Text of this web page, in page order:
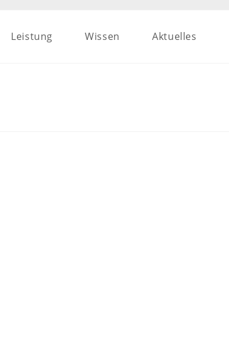
Leistung Wissen Aktuelles